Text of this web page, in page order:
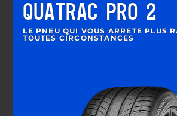
QUATRAC PRO 2
LE PNEU QUI VOUS ARRÊTE PLUS
TOUTES CIRCONSTANCES